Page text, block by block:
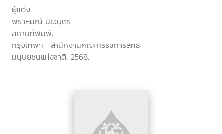
ผู้แต่ง:
พราหมณ์ นิยะบุตร
สถานที่พิมพ์:
กรุงเทพฯ : สำนักงานคณะกรรมการสิทธิ
มนุษยชนแห่งชาติ, 2568.